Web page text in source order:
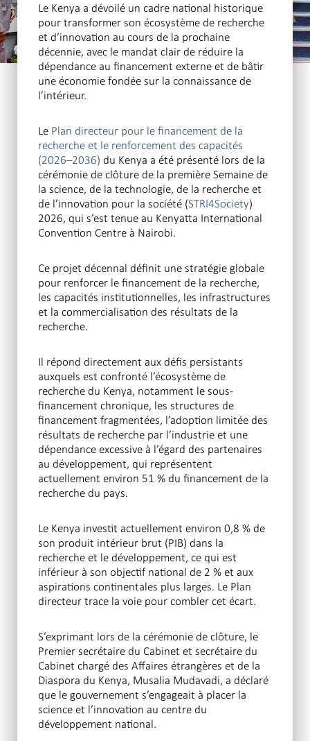
Le Kenya a dévoilé un cadre national historique
pour transformer son écosystème de recherche
et d’innovation au cours de la prochaine
décennie, avec le mandat clair de réduire la
dépendance au financement externe et de bâtir
une économie fondée sur la connaissance de
l’intérieur.
Le Plan directeur pour le financement de la
recherche et le renforcement des capacités
(2026–2036) du Kenya a été présenté lors de la
cérémonie de clôture de la première Semaine de
la science, de la technologie, de la recherche et
de l’innovation pour la société (STRI4Society)
2026, qui s’est tenue au Kenyatta International
Convention Centre à Nairobi.
Ce projet décennal définit une stratégie globale
pour renforcer le financement de la recherche,
les capacités institutionnelles, les infrastructures
et la commercialisation des résultats de la
recherche.
Il répond directement aux défis persistants
auxquels est confronté l’écosystème de
recherche du Kenya, notamment le sous-
financement chronique, les structures de
financement fragmentées, l’adoption limitée des
résultats de recherche par l’industrie et une
dépendance excessive à l’égard des partenaires
au développement, qui représentent
actuellement environ 51 % du financement de la
recherche du pays.
Le Kenya investit actuellement environ 0,8 % de
son produit intérieur brut (PIB) dans la
recherche et le développement, ce qui est
inférieur à son objectif national de 2 % et aux
aspirations continentales plus larges. Le Plan
directeur trace la voie pour combler cet écart.
S’exprimant lors de la cérémonie de clôture, le
Premier secrétaire du Cabinet et secrétaire du
Cabinet chargé des Affaires étrangères et de la
Diaspora du Kenya, Musalia Mudavadi, a déclaré
que le gouvernement s’engageait à placer la
science et l’innovation au centre du
développement national.